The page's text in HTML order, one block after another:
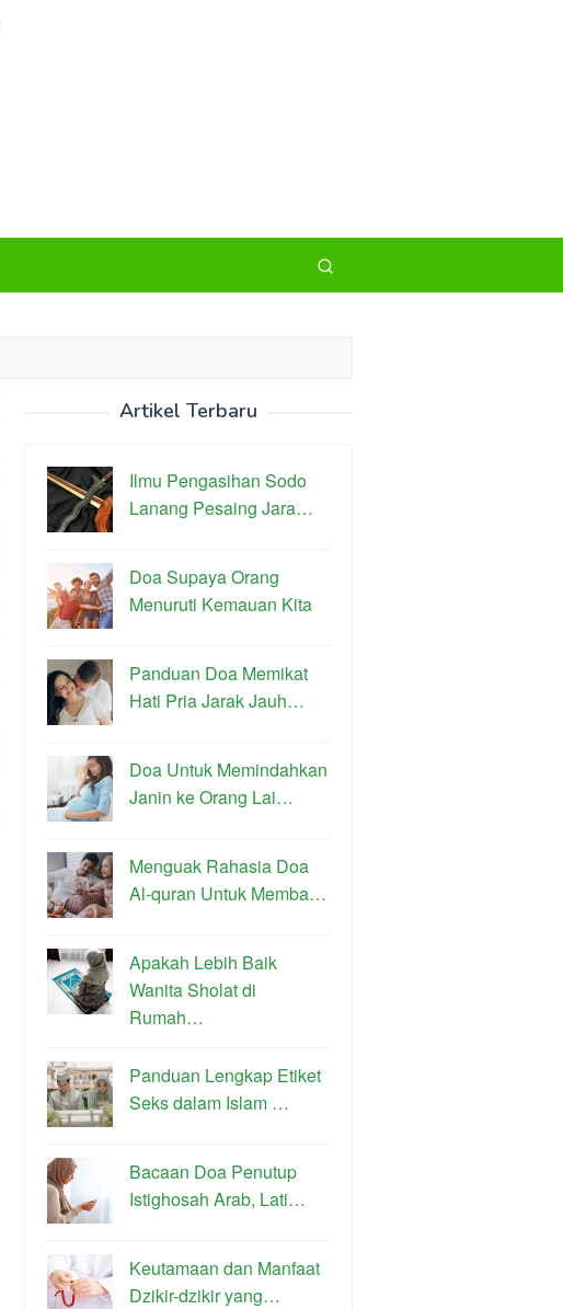
Artikel Terbaru
Ilmu Pengasihan Sodo
Lanang Pesaing Jara…
Doa Supaya Orang
Menuruti Kemauan Kita
Panduan Doa Memikat
Hati Pria Jarak Jauh…
Doa Untuk Memindahkan
Janin ke Orang Lai…
Menguak Rahasia Doa
Al-quran Untuk Memba…
Apakah Lebih Baik
Wanita Sholat di
Rumah…
Panduan Lengkap Etiket
Seks dalam Islam …
Bacaan Doa Penutup
Istighosah Arab, Lati…
Keutamaan dan Manfaat
Dzikir-dzikir yang…